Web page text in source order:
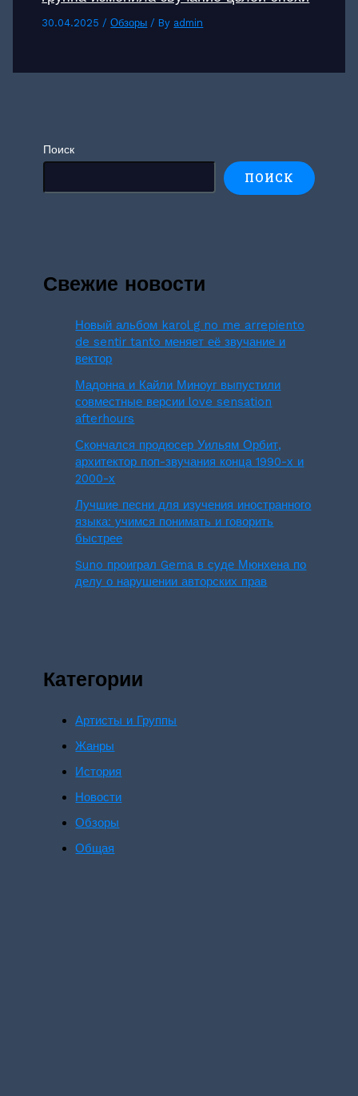
30.04.2025/Обзоры / By admin
Поиск
ПОИСК
Свежие новости
Новый альбом karol g no me arrepiento
de sentir tanto меняет её звучание и
вектор
Мадонна и Кайли Миноуг выпустили
совместные версии love sensation
afterhours
Скончался продюсер Уильям Орбит,
архитектор поп-звучания конца 1990-х и
2000-х
Лучшие песни для изучения иностранного
языка: учимся понимать и говорить
быстрее
Suno проиграл Gema в суде Мюнхена по
делу о нарушении авторских прав
Категории
Артисты и Группы
Жанры
История
Новости
Обзоры
Общая